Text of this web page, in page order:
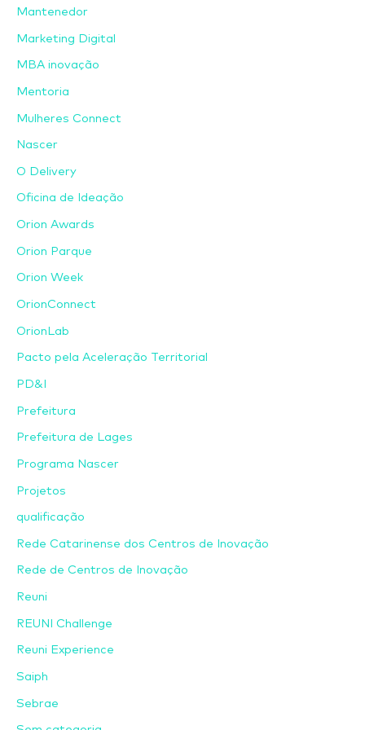
Mantenedor
Marketing Digital
MBA inovação
Mentoria
Mulheres Connect
Nascer
O Delivery
Oficina de Ideação
Orion Awards
Orion Parque
Orion Week
OrionConnect
OrionLab
Pacto pela Aceleração Territorial
PD&I
Prefeitura
Prefeitura de Lages
Programa Nascer
Projetos
qualificação
Rede Catarinense dos Centros de Inovação
Rede de Centros de Inovação
Reuni
REUNI Challenge
Reuni Experience
Saiph
Sebrae